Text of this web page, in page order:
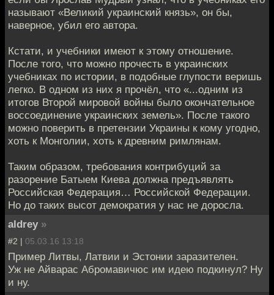
называют «Великий украинский князь», он бы,
наверное, убил его автора.
Кстати, и учебники имеют к этому отношение.
После того, что можно прочесть в украинских
учебниках по истории, в подобные глупости веришь
легко. В одном из них я прочёл, что «...одним из
итогов Второй мировой войны было окончательное
воссоединение украинских земель». После такого
можно поверить в претензии Украины к кому угодно,
хоть к Монголии, хоть к древним римлянам.
Таким образом, требования контрибуций за
разорение Батыем Киева должна предъявлять
Российская Федерация… Российской Федерации.
Но до таких высот демократия у нас не доросла.
aldrey »
#2 | 05.03.16 13:18
Пример Литвы, Латвии и Эстонии заразителен.
Уж не Айварас Абромавичюс им идею подкинул? Ну
и ну.